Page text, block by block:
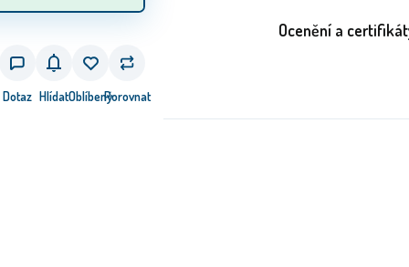
Dotaz HlídatOblíbenýPorovnat
Ocenění a